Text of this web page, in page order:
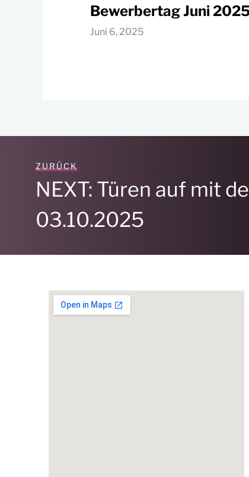
Bewerbertag Juni
Juni 6, 2025
ZURÜCK
NEXT: Türen auf mit
03.10.2025